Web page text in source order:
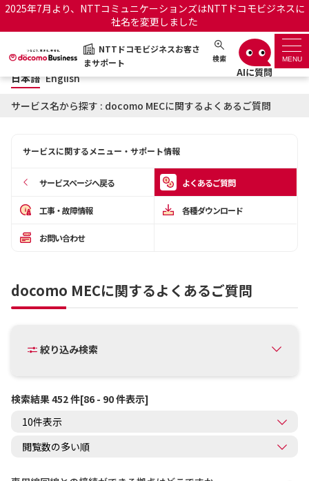
2025年7月より、NTTコミュニケーションズはNTTドコモビジネスに
社名を変更しました
NTTドコモビジネスお客さ
まサポート
検索 MENU
NTTドコモビジネスお客さまサポート 日本語 English
サポートトップ
お知らせ サポートサイトの使い方
OCNのお客さまはこちら
オフィシャルサイト
日本語 English
サービス名から探す : docomo MECに関するよくあるご質問
サービスに関するメニュー・サポート情報
サービスページへ戻る よくあるご質問
工事・故障情報 各種ダウンロード
お問い合わせ
docomo MECに関するよくあるご質問
絞り込み検索
検索結果 452 件[86 - 90 件表示]